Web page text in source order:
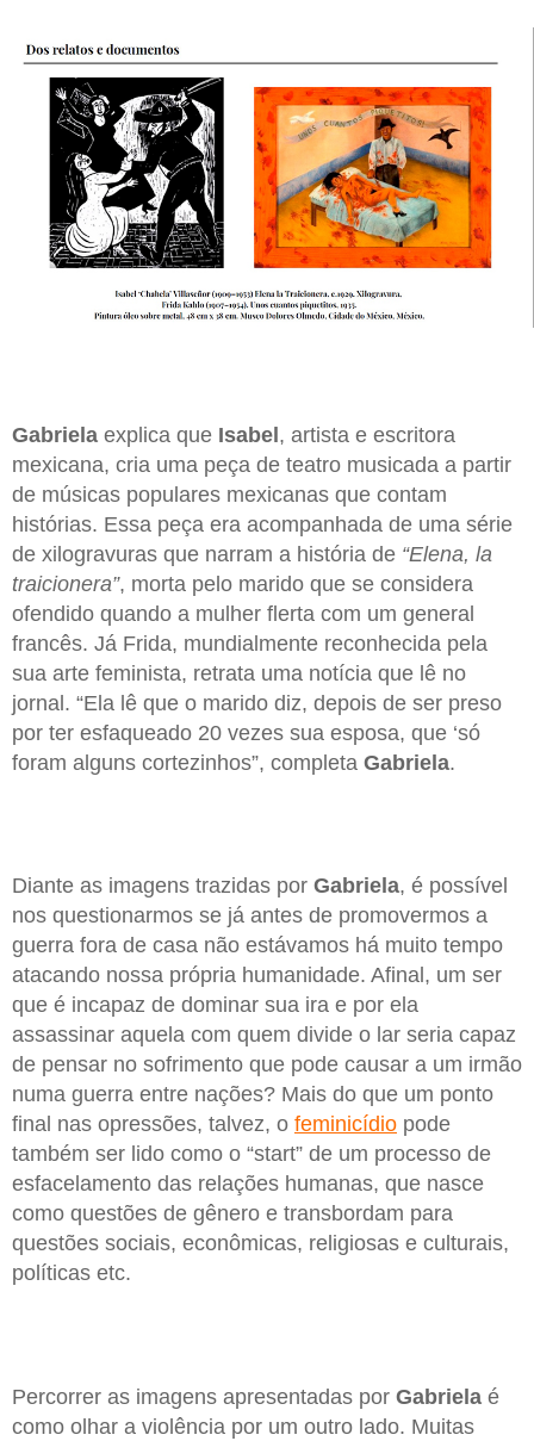
Gabriela explica que Isabel , artista e escritora
mexicana, cria uma peça de teatro musicada a partir
de músicas populares mexicanas que contam
histórias. Essa peça era acompanhada de uma série
de xilogravuras que narram a história de “Elena, la
traicionera”, morta pelo marido que se considera
ofendido quando a mulher flerta com um general
francês. Já Frida, mundialmente reconhecida pela
sua arte feminista, retrata uma notícia que lê no
jornal. “Ela lê que o marido diz, depois de ser preso
por ter esfaqueado 20 vezes sua esposa, que ‘só
foram alguns cortezinhos”, completa Gabriela.
Diante as imagens trazidas por Gabriela, é possível
nos questionarmos se já antes de promovermos a
guerra fora de casa não estávamos há muito tempo
atacando nossa própria humanidade. Afinal, um ser
que é incapaz de dominar sua ira e por ela
assassinar aquela com quem divide o lar seria capaz
de pensar no sofrimento que pode causar a um irmão
numa guerra entre nações? Mais do que um ponto
final nas opressões, talvez, o feminicídio pode
também ser lido como o “start” de um processo de
esfacelamento das relações humanas, que nasce
como questões de gênero e transbordam para
questões sociais, econômicas, religiosas e culturais,
políticas etc.
Percorrer as imagens apresentadas por Gabriela é
como olhar a violência por um outro lado. Muitas